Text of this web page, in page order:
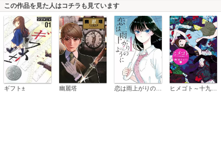
この作品を見た人はコチラも見ています
ギフト± 幽麗塔 恋は雨上がりのように ヒメゴト～十九歳の制服～